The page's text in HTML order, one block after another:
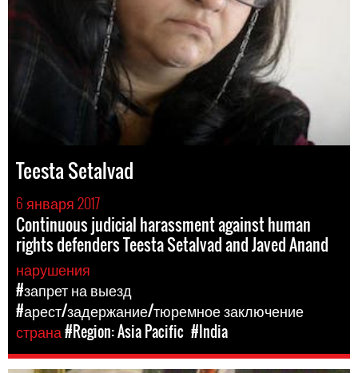
Teesta Setalvad
6 января 2017
Continuous judicial harassment against human
rights defenders Teesta Setalvad and Javed Anand
нарушения
#запрет на выезд
#арест/задержание/тюремное заключение
страна#Region: Asia Pacific #India